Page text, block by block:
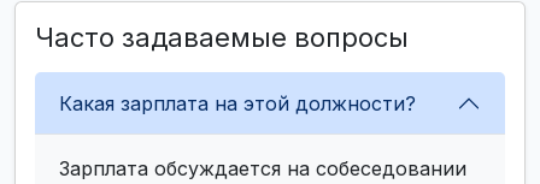
Часто задаваемые вопросы
Какая зарплата на этой должности?
Зарплата обсуждается на собеседовании